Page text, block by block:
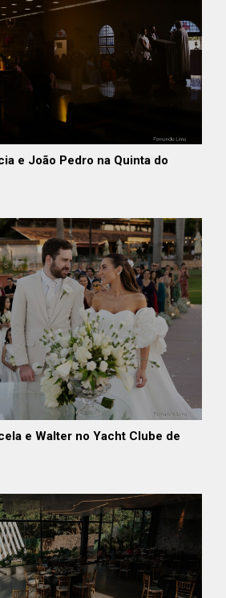
e João Pedro na Quinta do
e Walter no Yacht Clube de